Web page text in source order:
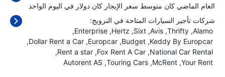
العام الماضي كان متوسط سعر الإيجار كان دولار في اليوم الواحد
شركات تأجير السيارات المتاحة في النرويج:
Alamo
Thrifty
Avis
Sixt
Hertz
Enterprise
Keddy By Europcar
Budget
Europcar
Dollar Rent a Car
National Car Rental
Fox Rent A Car
Rent a star
Your Rent
McRent
Touring Cars
Autorent AS